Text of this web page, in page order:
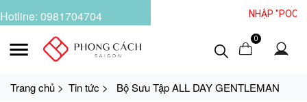
Hotline: 0981704704 NHẬP "POCASAGO"
0
Trang chủ > Tin tức > Bộ Sưu Tập ALL DAY GENTLEMAN